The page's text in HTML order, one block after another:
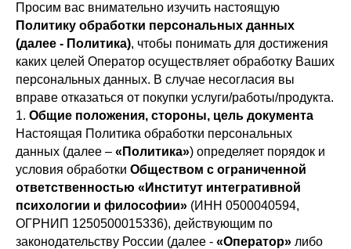
Просим вас внимательно изучить настоящую
Политику обработки персональных данных
(далее - Политика), чтобы понимать для достижения
каких целей Оператор осуществляет обработку Ваших
персональных данных. В случае несогласия вы
вправе отказаться от покупки услуги/работы/продукта.
1. Общие положения, стороны, цель документа
Настоящая Политика обработки персональных
данных (далее – «Политика») определяет порядок и
условия обработки Обществом с ограниченной
ответственностью «Институт интегративной
психологии и философии» (ИНН 0500040594,
ОГРНИП 1250500015336), действующим по
законодательству России (далее - «Оператор» либо